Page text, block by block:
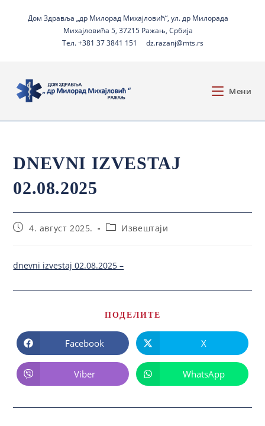
Дом Здравља „др Милорад Михајловић“, ул. др Милорада
Михајловића 5, 37215 Ражањ, Србија
Тел. +381 37 3841 151
dz.razanj@mts.rs
Мени
DNEVNI IZVESTAJ
02.08.2025
4. август 2025. Извештаји
dnevni izvestaj 02.08.2025 –
ПОДЕЛИТЕ
Facebook X
Viber WhatsApp